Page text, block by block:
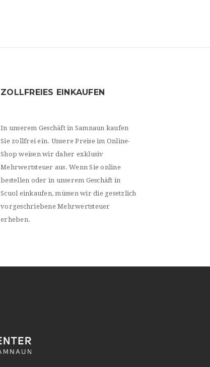
ZOLLFREIES EINKAUFEN
In unserem Geschäft in Samnaun kaufen
Sie zollfrei ein. Unsere Preise im Online-
Shop weisen wir daher exklusiv
Mehrwertsteuer aus. Wenn Sie online
bestellen oder in unserem Geschäft in
Scuol einkaufen, müssen wir die gesetzlich
vorgeschriebene Mehrwertsteuer
erheben.